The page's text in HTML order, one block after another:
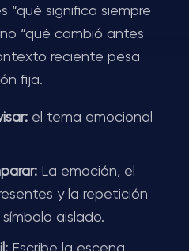
“qué significa siempre
“qué cambió antes
reciente pesa
fija.
el tema emocional
La emoción, el
y la repetición
aislado.